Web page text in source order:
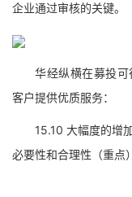
企业通过审核的关键。
华经纵横在募投可
客户提供优质服务：
15.10 大幅度的增加
必要性和合理性（重点）